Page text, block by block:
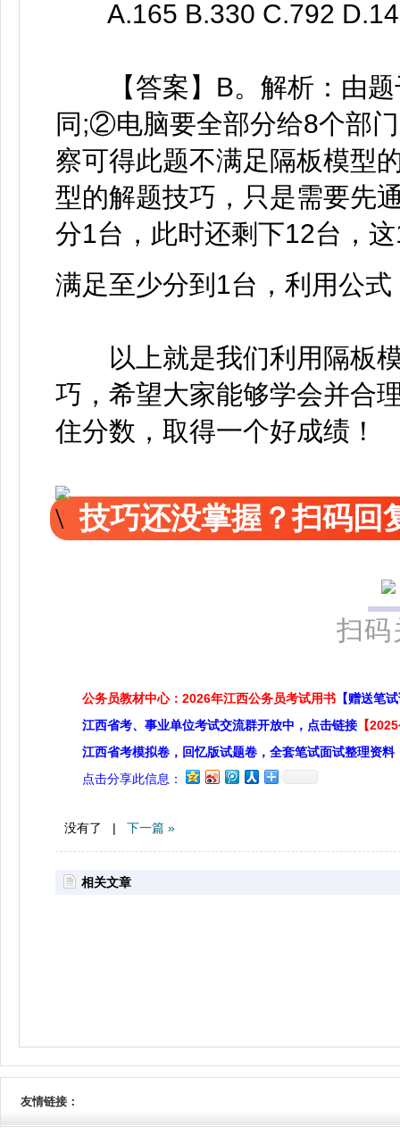
A.165 B.330 C.792
【答案】B。解析：由题
同;②电脑要全部分给8个部
察可得此题不满足隔板模型
型的解题技巧，只是需要先
分1台，此时还剩下12台，
满足至少分到1台，利用公式
以上就是我们利用隔板模
巧，希望大家能够学会并合
住分数，取得一个好成绩！
技巧还没掌握？扫码回
扫码
公务员教材中心：2026年江西公务员考试用书 【赠送笔
江西省考、事业单位考试交流群开放中，点击链接 【
江西省考模拟卷，回忆版试题卷，全套笔试面试整理资料
点击分享此信息：
没有了 | 下一篇 »
相关文章
友情链接：